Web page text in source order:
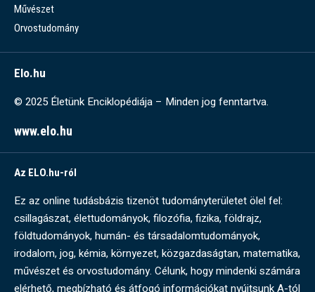
Művészet
Orvostudomány
Elo.hu
© 2025 Életünk Enciklopédiája – Minden jog fenntartva.
www.elo.hu
Az ELO.hu-ról
Ez az online tudásbázis tizenöt tudományterületet ölel fel:
csillagászat, élettudományok, filozófia, fizika, földrajz,
földtudományok, humán- és társadalomtudományok,
irodalom, jog, kémia, környezet, közgazdaságtan, matematika,
művészet és orvostudomány. Célunk, hogy mindenki számára
elérhető, megbízható és átfogó információkat nyújtsunk A-tól